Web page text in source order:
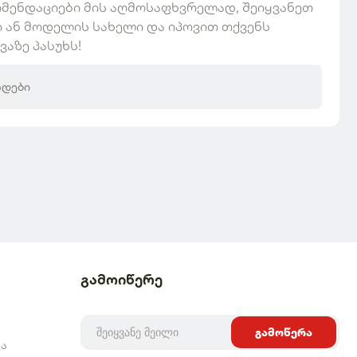
350მ²)
მის აღმოსაფხვრელად, შეიყვანეთ
ან მოდელის სახელი და იპოვით თქვენს
პასუხს!
გამოიწერე
გამოწერა